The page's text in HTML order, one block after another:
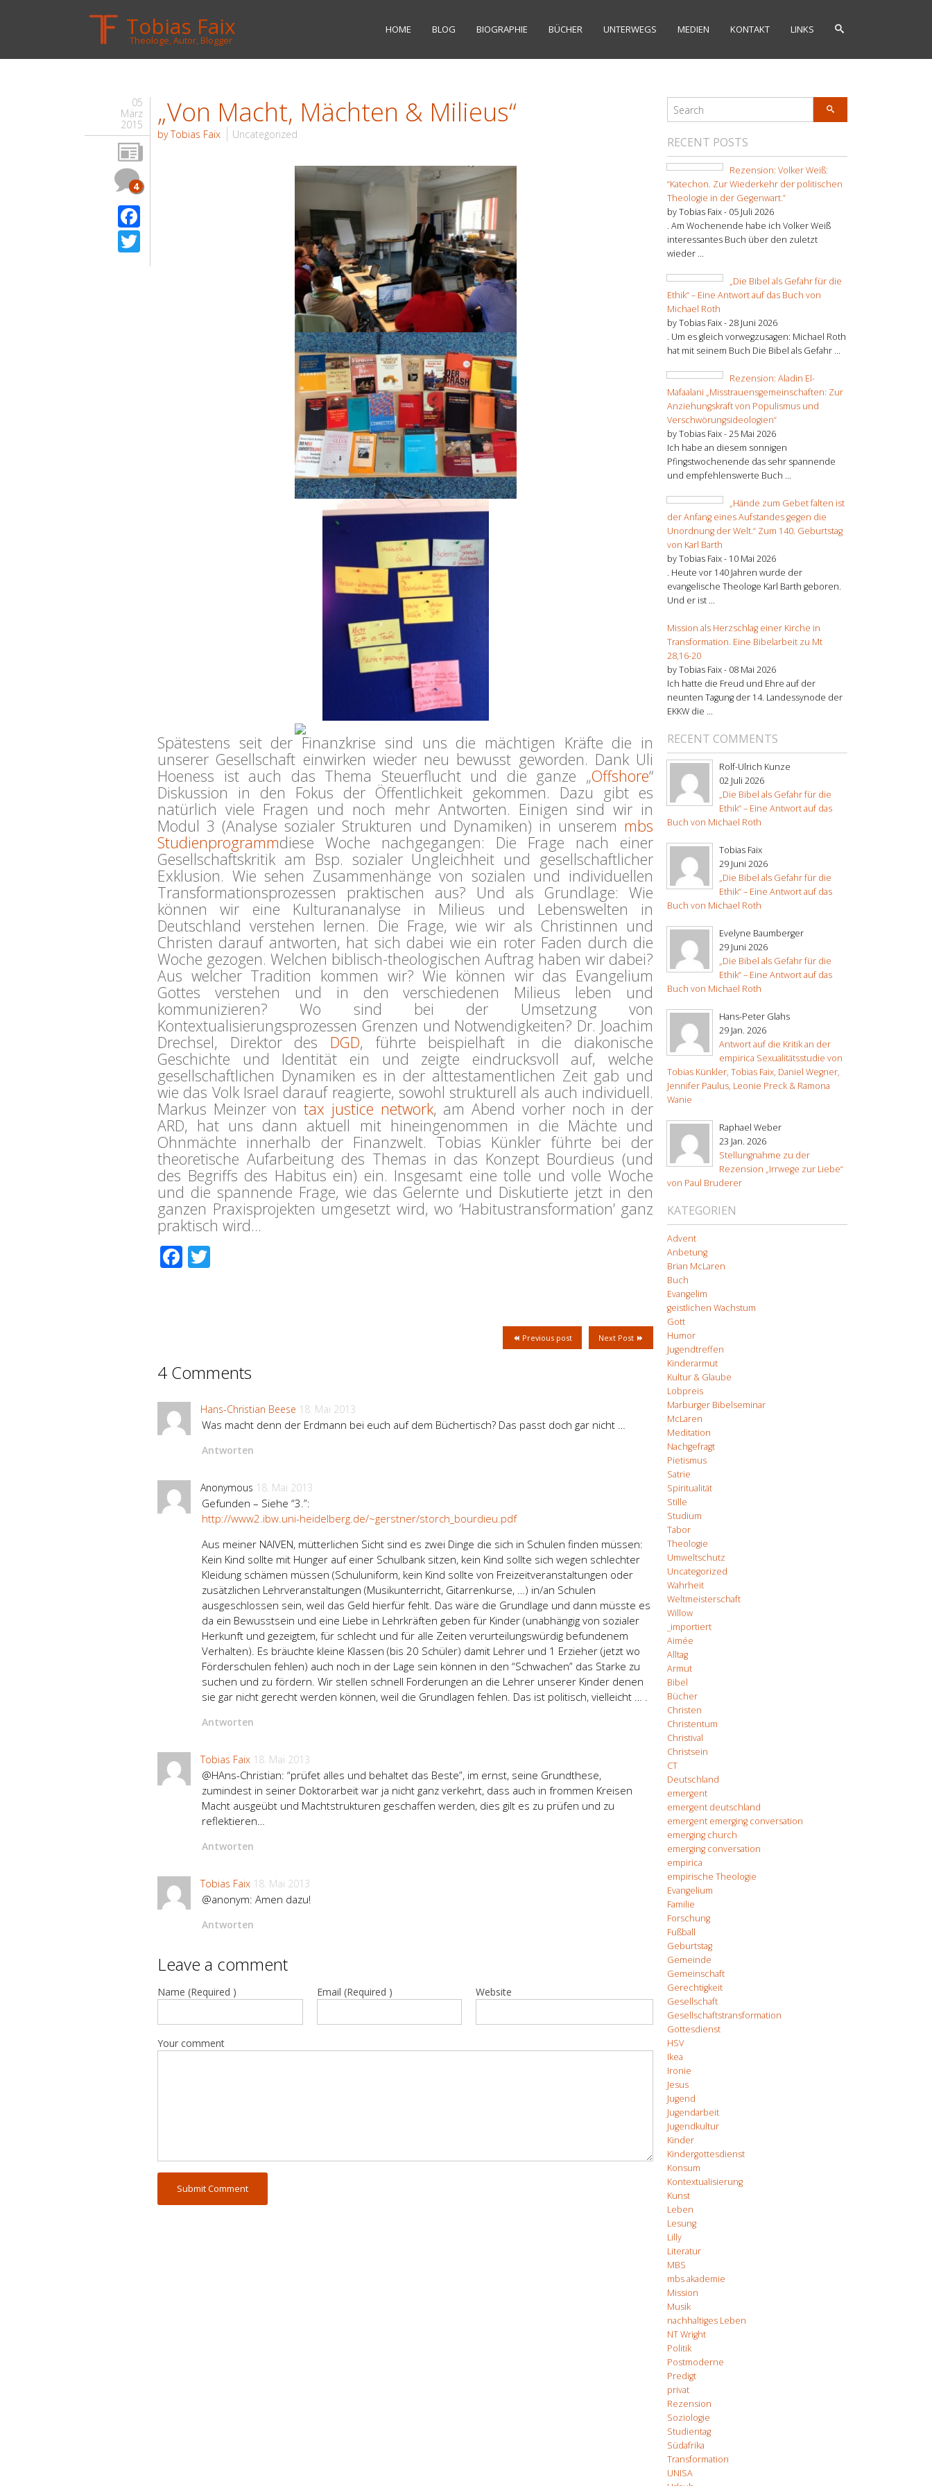
Tobias Faix
Theologe, Autor, Blogger
HOME BLOG BIOGRAPHIE BÜCHER UNTERWEGS MEDIEN KONTAKT LINKS
05
März
2015
4
„Von Macht, Mächten & Milieus“
by Tobias Faix Uncategorized
Spätestens seit der Finanzkrise sind uns die mächtigen Kräfte die in
unserer Gesellschaft einwirken wieder neu bewusst geworden. Dank Uli
Hoeness ist auch das Thema Steuerflucht und die ganze „Offshore“
Diskussion in den Fokus der Öffentlichkeit gekommen. Dazu gibt es
natürlich viele Fragen und noch mehr Antworten. Einigen sind wir in
Modul 3 (Analyse sozialer Strukturen und Dynamiken) in unserem mbs
Studienprogrammdiese Woche nachgegangen: Die Frage nach einer
Gesellschaftskritik am Bsp. sozialer Ungleichheit und gesellschaftlicher
Exklusion. Wie sehen Zusammenhänge von sozialen und individuellen
Transformationsprozessen praktischen aus? Und als Grundlage: Wie
können wir eine Kulturananalyse in Milieus und Lebenswelten in
Deutschland verstehen lernen. Die Frage, wie wir als Christinnen und
Christen darauf antworten, hat sich dabei wie ein roter Faden durch die
Woche gezogen. Welchen biblisch-theologischen Auftrag haben wir dabei?
Aus welcher Tradition kommen wir? Wie können wir das Evangelium
Gottes verstehen und in den verschiedenen Milieus leben und
kommunizieren? Wo sind bei der Umsetzung von
Kontextualisierungsprozessen Grenzen und Notwendigkeiten? Dr. Joachim
Drechsel, Direktor des DGD, führte beispielhaft in die diakonische
Geschichte und Identität ein und zeigte eindrucksvoll auf, welche
gesellschaftlichen Dynamiken es in der alttestamentlichen Zeit gab und
wie das Volk Israel darauf reagierte, sowohl strukturell als auch individuell.
Markus Meinzer vontax justice network, am Abend vorher noch in der
ARD, hat uns dann aktuell mit hineingenommen in die Mächte und
Ohnmächte innerhalb der Finanzwelt. Tobias Künkler führte bei der
theoretische Aufarbeitung des Themas in das Konzept Bourdieus (und
des Begriffs des Habitus ein) ein. Insgesamt eine tolle und volle Woche
und die spannende Frage, wie das Gelernte und Diskutierte jetzt in den
ganzen Praxisprojekten umgesetzt wird, wo ‘Habitustransformation’ ganz
praktisch wird…
Facebook
Next Post
Previous post
4 Comments
Hans-Christian Beese 18. Mai 2013
Was macht denn der Erdmann bei euch auf dem Büchertisch? Das passt doch gar nicht …
Antworten
Anonymous 18. Mai 2013
Gefunden – Siehe “3.”:
http://www2.ibw.uni-heidelberg.de/~gerstner/storch_bourdieu.pdf
Aus meiner NAIVEN, mütterlichen Sicht sind es zwei Dinge die sich in Schulen finden müssen:
Kein Kind sollte mit Hunger auf einer Schulbank sitzen, kein Kind sollte sich wegen schlechter
Kleidung schämen müssen (Schuluniform, kein Kind sollte von Freizeitveranstaltungen oder
zusätzlichen Lehrveranstaltungen (Musikunterricht, Gitarrenkurse, …) in/an Schulen
ausgeschlossen sein, weil das Geld hierfür fehlt. Das wäre die Grundlage und dann müsste es
da ein Bewusstsein und eine Liebe in Lehrkräften geben für Kinder (unabhängig von sozialer
Herkunft und gezeigtem, für schlecht und für alle Zeiten verurteilungswürdig befundenem
Verhalten). Es bräuchte kleine Klassen (bis 20 Schüler) damit Lehrer und 1 Erzieher (jetzt wo
Förderschulen fehlen) auch noch in der Lage sein können in den “Schwachen” das Starke zu
suchen und zu fördern. Wir stellen schnell Forderungen an die Lehrer unserer Kinder denen
sie gar nicht gerecht werden können, weil die Grundlagen fehlen. Das ist politisch, vielleicht … .
Antworten
Tobias Faix 18. Mai 2013
@HAns-Christian: “prüfet alles und behaltet das Beste”, im ernst, seine Grundthese,
zumindest in seiner Doktorarbeit war ja nicht ganz verkehrt, dass auch in frommen Kreisen
Macht ausgeübt und Machtstrukturen geschaffen werden, dies gilt es zu prüfen und zu
reflektieren…
Antworten
Tobias Faix 18. Mai 2013
@anonym: Amen dazu!
Antworten
Leave a comment
Name (Required ) Email (Required ) Website
Your comment
RECENT POSTS
Rezension: Volker Weiß:
“Katechon. Zur Wiederkehr der politischen
Theologie in der Gegenwart.”
by Tobias Faix - 05 Juli 2026
. Am Wochenende habe ich Volker Weiß
interessantes Buch über den zuletzt
wieder ...
„Die Bibel als Gefahr für die
Ethik“ – Eine Antwort auf das Buch von
Michael Roth
by Tobias Faix -28 Juni 2026
. Um es gleich vorwegzusagen: Michael Roth
hat mit seinem Buch Die Bibel als Gefahr ...
Rezension: Aladin El-
Mafaalani „Misstrauensgemeinschaften: Zur
Anziehungskraft von Populismus und
Verschwörungsideologien“
by Tobias Faix -25 Mai 2026
Ich habe an diesem sonnigen
Pfingstwochenende das sehr spannende
und empfehlenswerte Buch ...
„Hände zum Gebet falten ist
der Anfang eines Aufstandes gegen die
Unordnung der Welt.“ Zum 140. Geburtstag
von Karl Barth
by Tobias Faix - 10 Mai 2026
. Heute vor 140 Jahren wurde der
evangelische Theologe Karl Barth geboren.
Und er ist ...
Mission als Herzschlag einer Kirche in
Transformation. Eine Bibelarbeit zu Mt
28,16-20
by Tobias Faix - 08 Mai 2026
Ich hatte die Freud und Ehre auf der
neunten Tagung der 14. Landessynode der
EKKW die ...
RECENT COMMENTS
Rolf-Ulrich Kunze
02 Juli 2026
„Die Bibel als Gefahr für die
Ethik“ – Eine Antwort auf das
Buch von Michael Roth
Tobias Faix
29 Juni 2026
„Die Bibel als Gefahr für die
Ethik“ – Eine Antwort auf das
Buch von Michael Roth
Evelyne Baumberger
29 Juni 2026
„Die Bibel als Gefahr für die
Ethik“ – Eine Antwort auf das
Buch von Michael Roth
Hans-Peter Glahs
29 Jan. 2026
Antwort auf die Kritik an der
empirica Sexualitätsstudie von
Tobias Künkler, Tobias Faix, Daniel Wegner,
Jennifer Paulus, Leonie Preck & Ramona
Wanie
Raphael Weber
23 Jan. 2026
Stellungnahme zu der
Rezension „Irrwege zur Liebe“
von Paul Bruderer
KATEGORIEN
Advent
Anbetung
Brian McLaren
Buch
Evangelim
geistlichen Wachstum
Gott
Humor
Jugendtreffen
Kinderarmut
Kultur & Glaube
Lobpreis
Marburger Bibelseminar
McLaren
Meditation
Nachgefragt
Pietismus
Satrie
Spiritualität
Stille
Studium
Tabor
Theologie
Umweltschutz
Uncategorized
Wahrheit
Weltmeisterschaft
Willow
_importiert
Aimée
Alltag
Armut
Bibel
Bücher
Christen
Christentum
Christival
Christsein
CT
Deutschland
emergent
emergent deutschland
emergent emerging conversation
emerging church
emerging conversation
empirica
empirische Theologie
Evangelium
Familie
Forschung
Fußball
Geburtstag
Gemeinde
Gemeinschaft
Gerechtigkeit
Gesellschaft
Gesellschaftstransformation
Gottesdienst
HSV
Ikea
Ironie
Jesus
Jugend
Jugendarbeit
Jugendkultur
Kinder
Kindergottesdienst
Konsum
Kontextualisierung
Kunst
Leben
Lesung
Lilly
Literatur
MBS
mbs akademie
Mission
Musik
nachhaltiges Leben
NT Wright
Politik
Postmoderne
Predigt
privat
Rezension
Soziologie
Studientag
Südafrika
Transformation
UNISA